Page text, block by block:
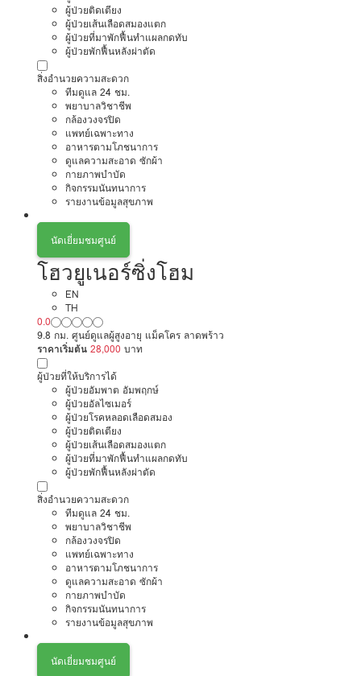
ผู้ป่วยติดเตียง
ผู้ป่วยเส้นเลือดสมองแตก
ผู้ป่วยที่มาพักฟื้นทำแผลกดทับ
ผู้ป่วยพักฟื้นหลังผ่าตัด
สิ่งอำนวยความสะดวก
ทีมดูแล 24 ชม.
พยาบาลวิชาชีพ
กล้องวงจรปิด
แพทย์เฉพาะทาง
อาหารตามโภชนาการ
ดูแลความสะอาด ซักผ้า
กายภาพบำบัด
กิจกรรมนันทนาการ
รายงานข้อมูลสุขภาพ
นัดเยี่ยมชมศูนย์
โฮวยูเนอร์ซิ่งโฮม
EN
TH
0.0
9.8 กม. ศูนย์ดูแลผู้สูงอายุ แม็คโคร ลาดพร้าว
ราคาเริ่มต้น 28,000 บาท
ผู้ป่วยที่ให้บริการได้
ผู้ป่วยอัมพาต อัมพฤกษ์
ผู้ป่วยอัลไซเมอร์
ผู้ป่วยโรคหลอดเลือดสมอง
ผู้ป่วยติดเตียง
ผู้ป่วยเส้นเลือดสมองแตก
ผู้ป่วยที่มาพักฟื้นทำแผลกดทับ
ผู้ป่วยพักฟื้นหลังผ่าตัด
สิ่งอำนวยความสะดวก
ทีมดูแล 24 ชม.
พยาบาลวิชาชีพ
กล้องวงจรปิด
แพทย์เฉพาะทาง
อาหารตามโภชนาการ
ดูแลความสะอาด ซักผ้า
กายภาพบำบัด
กิจกรรมนันทนาการ
รายงานข้อมูลสุขภาพ
นัดเยี่ยมชมศูนย์